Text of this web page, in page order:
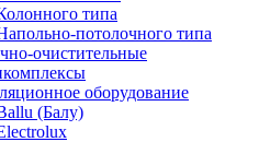
типа
потолочного типа
очистительные
оборудование
(Балу)